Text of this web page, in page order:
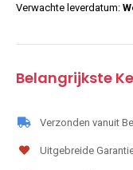
Verwachte leverdatum:
Belangrijkste
Verzonden vanuit
Uitgebreide